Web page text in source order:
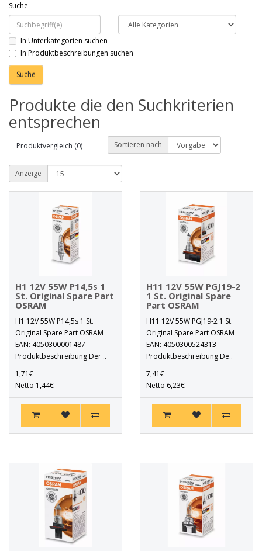
Suche
In Unterkategorien suchen
In Produktbeschreibungen suchen
Produkte die den Suchkriterien
entsprechen
Produktvergleich (0) Sortieren nach
Anzeige
H1 12V 55W P14,5s 1
St. Original Spare Part
OSRAM
H1 12V 55W P14,5s 1 St.
Original Spare Part OSRAM
EAN: 4050300001487
Produktbeschreibung Der ..
1,71€
Netto 1,44€
H11 12V 55W PGJ19-2
1 St. Original Spare
Part OSRAM
H11 12V 55W PGJ19-2 1 St.
Original Spare Part OSRAM
EAN: 4050300524313
Produktbeschreibung De..
7,41€
Netto 6,23€